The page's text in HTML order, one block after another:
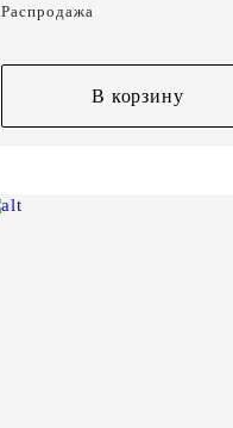
Распродажа
В корзину